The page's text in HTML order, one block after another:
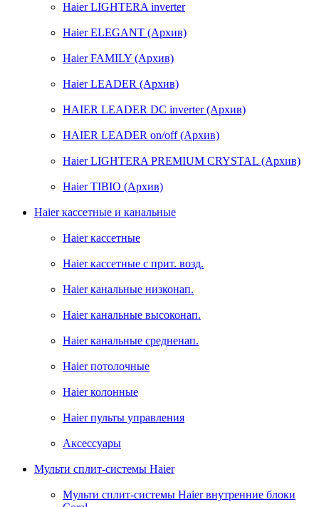
Haier LIGHTERA inverter
Haier ELEGANT (Архив)
Haier FAMILY (Архив)
Haier LEADER (Архив)
HAIER LEADER DC inverter (Архив)
HAIER LEADER on/off (Архив)
Haier LIGHTERA PREMIUM CRYSTAL (Архив)
Haier TIBIO (Архив)
Haier кассетные и канальные
Haier кассетные
Haier кассетные с прит. возд.
Haier канальные низконап.
Haier канальные высоконап.
Haier канальные средненап.
Haier потолочные
Haier колонные
Haier пульты управления
Аксессуары
Мульти сплит-системы Haier
Мульти сплит-системы Haier внутренние блоки